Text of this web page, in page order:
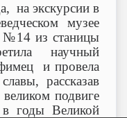
на экскурсии в
музее
из станицы
научный
и провела
рассказав
подвиге
годы Великой